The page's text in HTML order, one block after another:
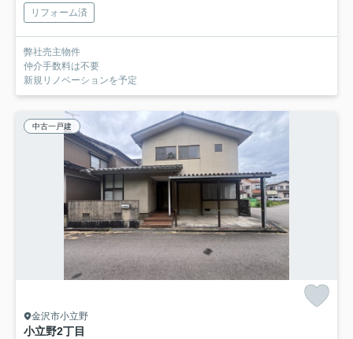
リフォーム済
弊社売主物件
仲介手数料は不要
新規リノベーションを予定
中古一戸建
金沢市小立野
小立野2丁目